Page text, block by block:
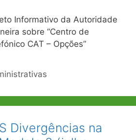
Informativo da Autoridade
sobre “Centro de
CAT – Opções”
Divergências na